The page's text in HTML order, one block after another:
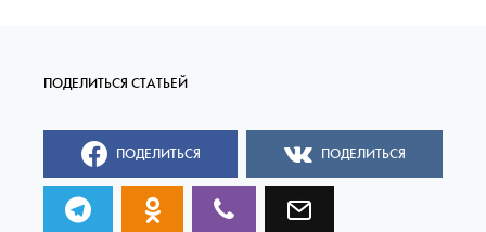
ПОДЕЛИТЬСЯ ПОДЕЛИТЬСЯ